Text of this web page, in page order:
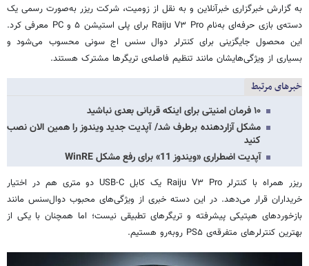
به گزارش خبرگزاری خبرآنلاین و به نقل از زومیت، شرکت ریزر به‌صورت رسمی یک
دسته‌ی بازی حرفه‌ای به‌نام Raiju V۳ Pro برای پلی استیشن ۵ و PC معرفی کرد.
این محصول جایگزینی برای کنترلر دوال سنس اج سونی محسوب می‌شود و
بسیاری از ویژگی‌هایشان مانند تنظیم فاصله‌ی تریگرها مشترک هستند.
خبرهای مرتبط
۱۰ فرمان امنیتی برای اینکه قربانی بعدی نباشید
مشکل آزاردهنده برطرف شد/ آپدیت جدید ویندوز را همین الان نصب
کنید
آپدیت اضطراری «ویندوز 11» برای رفع مشکل WinRE
ریزر همراه با کنترلر Raiju V۳ Pro یک کابل USB-C دو متری هم در اختیار
خریداران قرار می‌دهد. در این دسته خبری از ویژگی‌های محبوب دوال‌سنس مانند
بازخوردهای هپتیکی پیشرفته و تریگرهای تطبیقی نیست؛ اما همچنان با یکی از
بهترین کنترلرهای متفرقه‌ی PS۵ روبه‌رو هستیم.